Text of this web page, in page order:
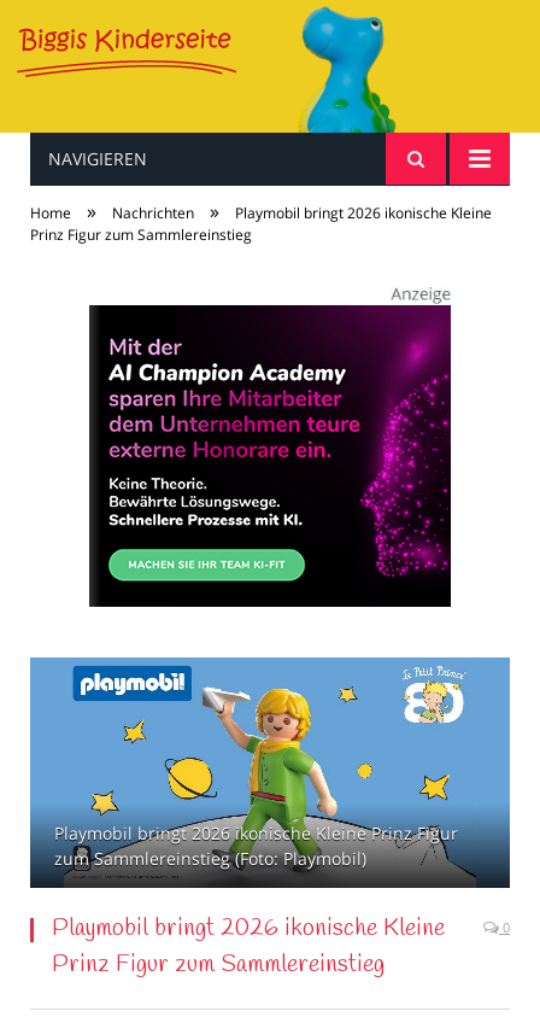
Baby & Kind
NAVIGIEREN
Home » Nachrichten »
Playmobil bringt 2026 ikonische Kleine
Prinz Figur zum Sammlereinstieg
Playmobil bringt 2026 ikonische Kleine Prinz Figur
zum Sammlereinstieg (Foto: Playmobil)
Playmobil bringt 2026 ikonische Kleine
Prinz Figur zum Sammlereinstieg
0